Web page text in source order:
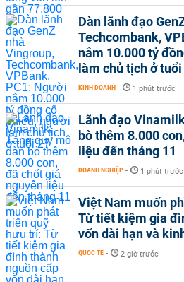
Dàn lãnh đạo
Techcombank,
nắm 10.000 tỷ
làm chủ tịch ở
KINH DOANH - 1 phút trước
Lãnh đạo
bò thêm 8.000
liệu đến tháng 11
DOANH NGHIỆP - 1 phút trước
Việt Nam muốn
Từ tiết kiệm gia
vốn dài hạn và
QUỐC TẾ - 2 giờ trước